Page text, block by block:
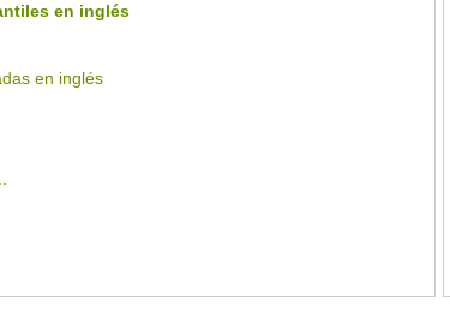
en inglés
en inglés